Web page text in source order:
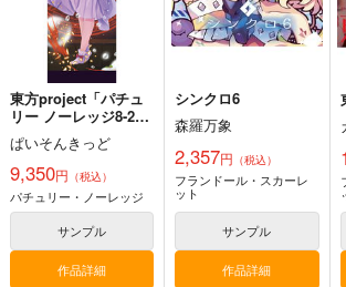
サンプル
カート
サンプル
東方project「パチュ
リー ノーレッジ8-2」
特大タペストリー
ぱいそんきっど
9,350円 （税込）
パチュリー・ノーレッジ
サンプル
作品詳細
シンクロ6
森羅万象
2,357円 （税込）
フランドール・スカーレ
ット
サンプル
作品詳細